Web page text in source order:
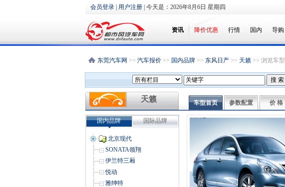
会员登录| 用户注册| 今天是： 2026年8月6日 星期四
资讯 降价优惠 行情 国内 导购
东莞汽车网 >> 汽车报价>> 国内品牌>> 东风日产>> 天籁>> 浏览车型
天籁 车型首页 参数配置 价 格
国内品牌 国际品牌
北京现代
SONATA领翔
伊兰特三厢
悦动
雅绅特